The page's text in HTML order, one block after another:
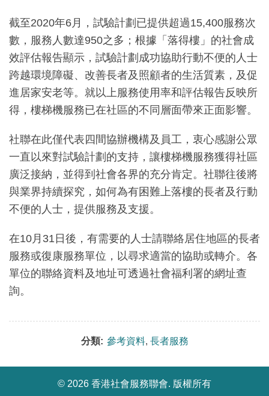
截至2020年6月，試驗計劃已提供超過15,400服務次
數，服務人數達950之多；根據「落得樓」的社會成
效評估報告顯示，試驗計劃成功協助行動不便的人士
跨越環境障礙、改善長者及照顧者的生活質素，及促
進居家安老等。就以上服務使用率和評估報告反映所
得，樓梯機服務已在社區的不同層面帶來正面影響。
社聯在此僅代表四間協辦機構及員工，衷心感謝公眾
一直以來對試驗計劃的支持，讓樓梯機服務獲得社區
廣泛接納，並得到社會各界的充分肯定。社聯往後將
與業界持續探究，如何為有困難上落樓的長者及行動
不便的人士，提供服務及支援。
在10月31日後，有需要的人士請聯絡居住地區的長者
服務或復康服務單位，以尋求適當的協助或轉介。各
單位的聯絡資料及地址可透過社會福利署的網址查
詢。
分類: 參考資料, 長者服務
© 2026 香港社會服務聯會. 版權所有